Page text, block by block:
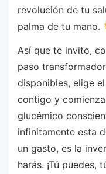
revolución de tu
palma de tu mano.
Así que te invito,
paso
disponibles, elige
contigo y
glucémico
infinitamente esta
un gasto, es la
harás. ¡Tú